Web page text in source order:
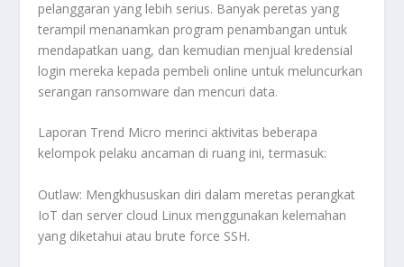
pelanggaran yang lebih serius. Banyak peretas yang
terampil menanamkan program penambangan untuk
mendapatkan uang, dan kemudian menjual kredensial
login mereka kepada pembeli online untuk meluncurkan
serangan ransomware dan mencuri data.
Laporan Trend Micro merinci aktivitas beberapa
kelompok pelaku ancaman di ruang ini, termasuk:
Outlaw: Mengkhususkan diri dalam meretas perangkat
IoT dan server cloud Linux menggunakan kelemahan
yang diketahui atau brute force SSH.